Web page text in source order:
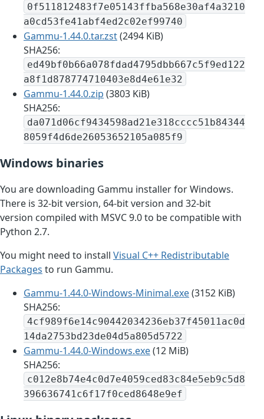
0f511812483f7e05143ffba568e30af4a3210
a0cd53fe41abf4ed2c02ef99740
Gammu-1.44.0.tar.zst(2494 KiB)
SHA256:
ed49bf0b66a078fdad4795dbb667c5f9ed122
a8f1d878774710403e8d4e61e32
Gammu-1.44.0.zip (3803 KiB)
SHA256:
da071d06cf9434598ad21e318cccc51b84344
8059f4d6de26053652105a085f9
Windows binaries
You are downloading Gammu installer for Windows.
There is 32-bit version, 64-bit version and 32-bit
version compiled with MSVC 9.0 to be compatible with
Python 2.7.
You might need to install Visual C++ Redistributable
Packages to run Gammu.
Gammu-1.44.0-Windows-Minimal.exe(3152 KiB)
SHA256:
4cf989f6e14c90442034236eb37f45011ac0d
14da2753bd23de04d5a805d5722
Gammu-1.44.0-Windows.exe(12 MiB)
SHA256:
c012e8b74e4c0d7e4059ced83c84e5eb9c5d8
396636741c6f17f0ced8648e9ef